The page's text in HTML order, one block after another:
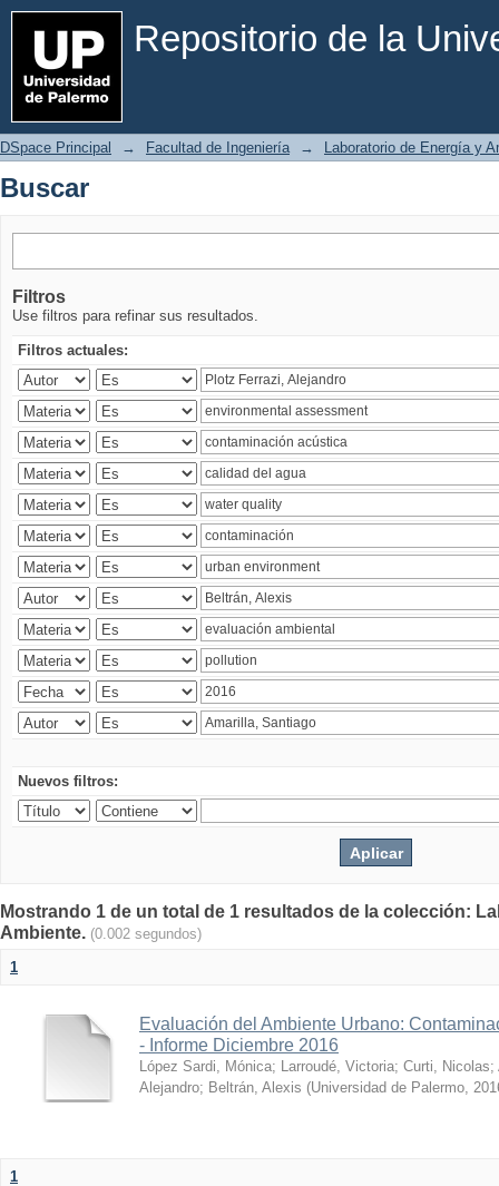
Repositorio de la
Buscar
DSpace Principal → Facultad de Ingeniería → Laboratorio de Energía y
Buscar
Filtros
Use filtros para refinar sus resultados.
Filtros actuales:
Nuevos filtros:
Mostrando 1 de un total de 1 resultados de la colección:
Ambiente. (0.002 segundos)
1
Evaluación del Ambiente Urbano:
- Informe Diciembre 2016
López Sardi, Mónica; Larroudé, Victoria; Curti, Nicolas;
Alejandro; Beltrán, Alexis (Universidad de Palermo,
1